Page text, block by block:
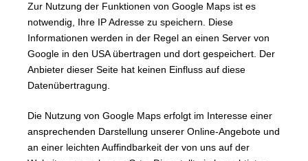
Zur Nutzung der Funktionen von Google Maps ist es
notwendig, Ihre IP Adresse zu speichern. Diese
Informationen werden in der Regel an einen Server von
Google in den USA übertragen und dort gespeichert. Der
Anbieter dieser Seite hat keinen Einfluss auf diese
Datenübertragung.
Die Nutzung von Google Maps erfolgt im Interesse einer
ansprechenden Darstellung unserer Online-Angebote und
an einer leichten Auffindbarkeit der von uns auf der